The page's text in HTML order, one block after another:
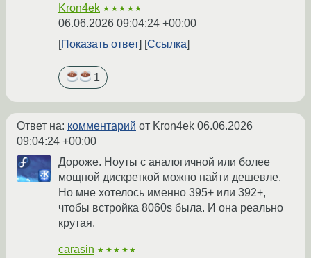
Kron4ek ★★★★★
06.06.2026 09:04:24 +00:00
Показать ответ
Ссылка
1
Ответ на: комментарий от Kron4ek 06.06.2026
09:04:24 +00:00
Дороже. Ноуты с аналогичной или более
мощной дискреткой можно найти дешевле.
Но мне хотелось именно 395+ или 392+,
чтобы встройка 8060s была. И она реально
крутая.
carasin ★★★★★